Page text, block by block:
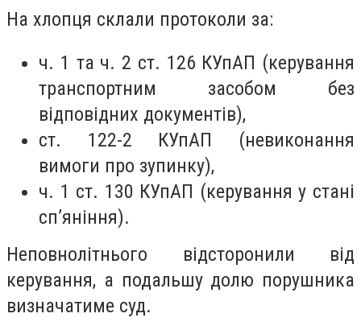
На хлопця склали протоколи за:
ч. 1 та ч. 2 ст. 126 КУпАП (керування
транспортним засобом без
відповідних документів),
ст. 122-2 КУпАП (невиконання
вимоги про зупинку),
ч. 1 ст. 130 КУпАП (керування у стані
сп’яніння).
Неповнолітнього відсторонили від
керування, а подальшу долю порушника
визначатиме суд.